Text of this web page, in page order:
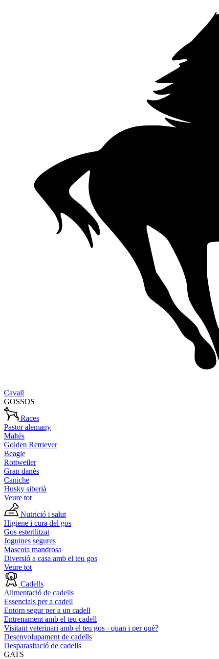
Cavall
GOSSOS
Races
Pastor alemany
Maltès
Golden Retriever
Beagle
Rottweiler
Gran danès
Caniche
Husky siberià
Veure tot
Nutrició i salut
Higiene i cura del gos
Gos esterilitzat
Joguines segures
Mascota mandrosa
Diversió a casa amb el teu gos
Veure tot
Cadells
Alimentació de cadells
Essencials per a cadell
Entorn segur per a un cadell
Entrenament amb el teu cadell
Visitant veterinari amb el teu gos - quan i per què?
Desenvolupament de cadells
Desparasitació de cadells
GATS